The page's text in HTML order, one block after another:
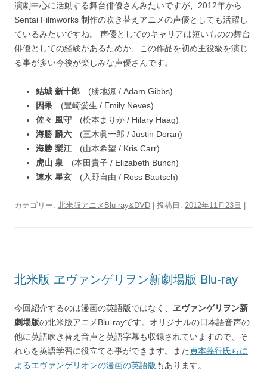
演劇中心に活動する舞台俳優さんみたいですが、2012年から
Sentai Filmworks 制作の吹き替えアニメの声優としても活躍し
ているみたいですね。 声優としてのキャリアは短いものの舞台
俳優としての経験があるためか、この作品を初め主役級を演じ
る事が多い今後が楽しみな声優さんです。
結城 新十郎 (勝地涼 / Adam Gibbs)
因果 (豊崎愛生 / Emily Neves)
佐々 風守 (松本まりか / Hilary Haag)
海勝 麟六 (三木眞一郎 / Justin Doran)
海勝 梨江 (山本希望 / Kris Carr)
虎山 泉 (本田貴子 / Elizabeth Bunch)
速水 星玄 (入野自由 / Ross Bautsch)
カテゴリー: 北米版アニメBlu-ray&DVD | 投稿日: 2012年11月23日
北米版 ヱヴァンゲリヲン新劇場版 Blu-ray
今回紹介するのは漫画の英語版ではなく、 ヱヴァンゲリヲン新
劇場版の北米版アニメBlu-rayです。オリジナルの日本語音声の
他に英語吹き替え音声と英語字幕も収録されていますので、そ
れらを英語学習に役立てる事ができます。また 貞本義行氏らに
よるエヴァンゲリオンの漫画の英語版もあります。